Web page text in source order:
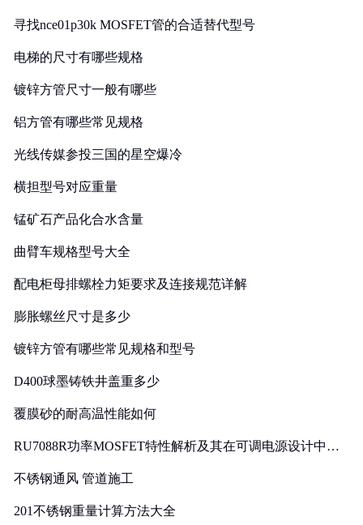
寻找nce01p30k MOSFET管的合适替代型号
电梯的尺寸有哪些规格
镀锌方管尺寸一般有哪些
铝方管有哪些常见规格
光线传媒参投三国的星空爆冷
横担型号对应重量
锰矿石产品化合水含量
曲臂车规格型号大全
配电柜母排螺栓力矩要求及连接规范详解
膨胀螺丝尺寸是多少
镀锌方管有哪些常见规格和型号
D400球墨铸铁井盖重多少
覆膜砂的耐高温性能如何
RU7088R功率MOSFET特性解析及其在可调电源设计中的
不锈钢通风 管道施工
201不锈钢重量计算方法大全